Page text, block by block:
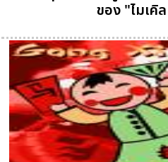
ของ "ไมเคิ